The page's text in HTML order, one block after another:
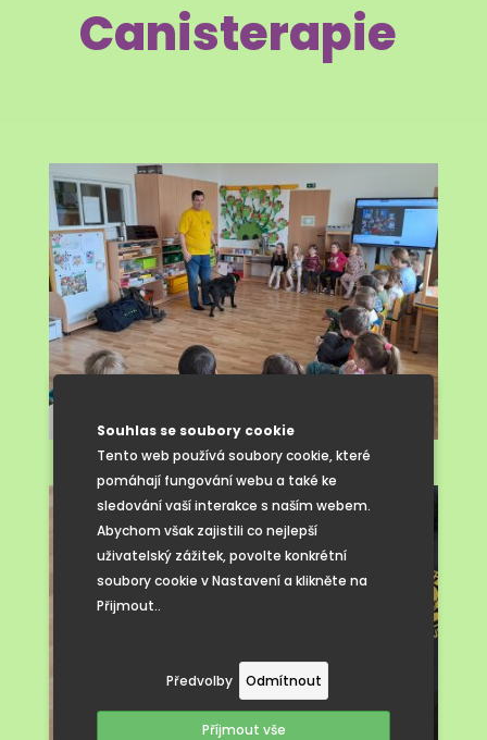
Souhlas se soubory cookie
Tento web používá soubory cookie, které
pomáhají fungování webu a také ke
sledování vaší interakce s naším webem.
Abychom však zajistili co nejlepší
uživatelský zážitek, povolte konkrétní
soubory cookie v Nastavení a klikněte na
Přijmout..
Předvolby Odmítnout
Příjmout vše
Canisterapie